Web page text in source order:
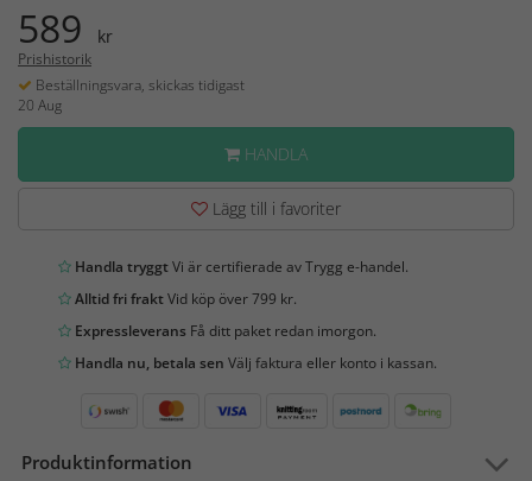
589 kr
Prishistorik
Beställningsvara, skickas tidigast
20 Aug
HANDLA
Lägg till i favoriter
Handla tryggtVi är certifierade av Trygg e-handel.
Alltid fri fraktVid köp över 799 kr.
Expressleverans Få ditt paket redan imorgon.
Handla nu, betala sen Välj faktura eller konto i kassan.
Produktinformation